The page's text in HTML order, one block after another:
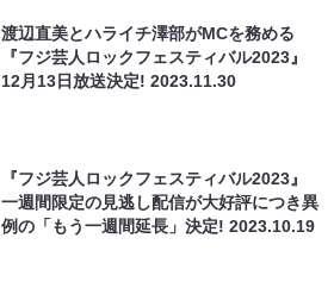
渡辺直美とハライチ澤部がMCを務める
『フジ芸人ロックフェスティバル2023』
12月13日放送決定!2023.11.30
『フジ芸人ロックフェスティバル2023』
一週間限定の見逃し配信が大好評につき異
例の「もう一週間延長」決定!2023.10.19